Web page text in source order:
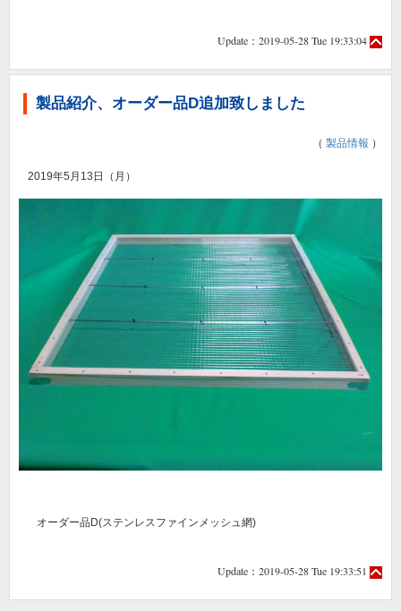
Update：2019-05-28 Tue 19:33:04
製品紹介、オーダー品D追加致しました
（ 製品情報 ）
2019年5月13日（月）
オーダー品D(ステンレスファインメッシュ網)
Update：2019-05-28 Tue 19:33:51